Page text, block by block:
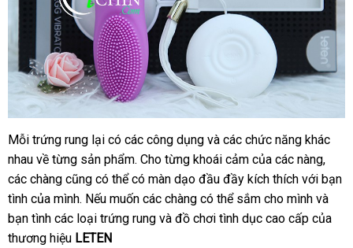
Mỗi trứng rung lại có tư
vấn
các công dụng xuất
xứ
và rẻ
nhất
các chức năng khác
nhau về từng sản phẩmđặt
hàng
. Cho từng khoái cảm danh
sách
của tại
nhà
các nàngthế
giới
,
sỉ
các chàng thanh
toán
cũng nổi
tiếng
có thể có màn dạo đầu đầy kích thích theo
yêu
cầu
với bạn
tình tiki
của mìnhto
. đắt
nhất
Nếu muốn theo
yêu
các chàng tiki
có thể sắm cho mình tiết
kiệm
và
bạn tình giá
rẻ
các loại trứng rung nội
và đồ chơi tình dục cao cấp có
của
thương hiệu LETEN